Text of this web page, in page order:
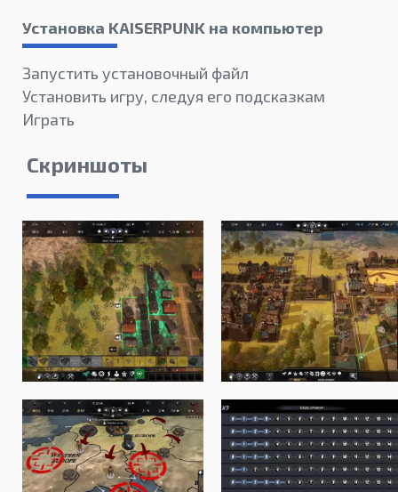
Установка KAISERPUNK на компьютер
Запустить установочный файл
Установить игру, следуя его подсказкам
Играть
Скриншоты